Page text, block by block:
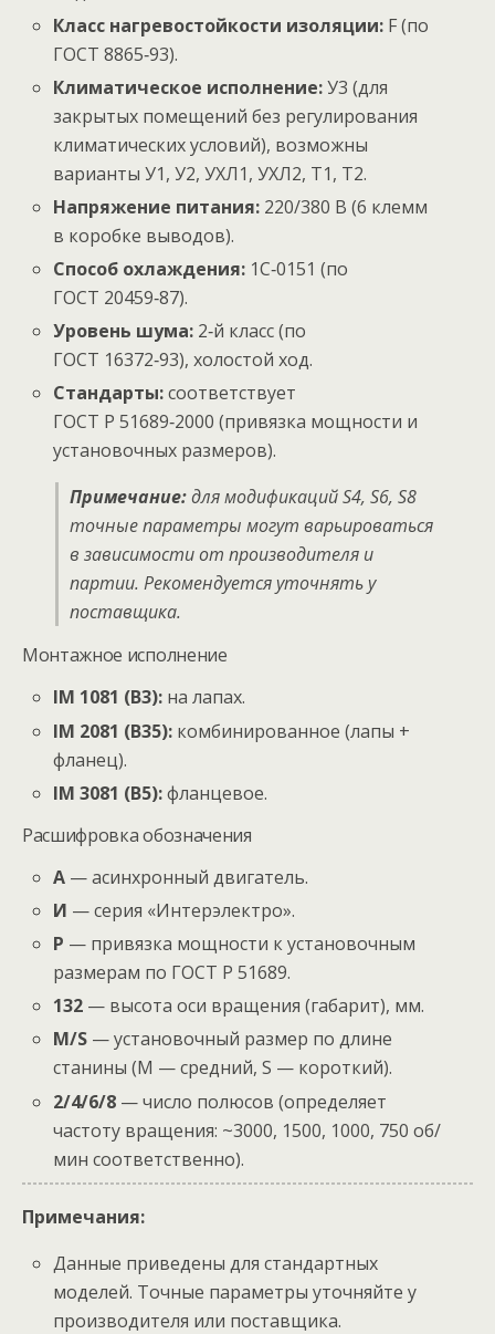
Класс нагревостойкости изоляции: F (по
ГОСТ 8865‑93).
Климатическое исполнение:У3 (для
закрытых помещений без регулирования
климатических условий), возможны
варианты У1, У2, УХЛ1, УХЛ2, Т1, Т2.
Напряжение питания: 220/380 В (6 клемм
в коробке выводов).
Способ охлаждения: 1С‑0151 (по
ГОСТ 20459‑87).
Уровень шума: 2‑й класс (по
ГОСТ 16372‑93), холостой ход.
Стандарты:соответствует
ГОСТ Р 51689‑2000 (привязка мощности и
установочных размеров).
Примечание:для модификаций S4, S6, S8
точные параметры могут варьироваться
в зависимости от производителя и
партии. Рекомендуется уточнять у
поставщика.
Монтажное исполнение
IM 1081 (B3): на лапах.
IM 2081 (B35): комбинированное (лапы +
фланец).
IM 3081 (B5):фланцевое.
Расшифровка обозначения
А — асинхронный двигатель.
И — серия «Интерэлектро».
Р — привязка мощности к установочным
размерам по ГОСТ Р 51689.
132 — высота оси вращения (габарит), мм.
M/S — установочный размер по длине
станины (M — средний, S — короткий).
2/4/6/8 — число полюсов (определяет
частоту вращения: ~3000, 1500, 1000, 750 об/
мин соответственно).
Примечания:
Данные приведены для стандартных
моделей. Точные параметры уточняйте у
производителя или поставщика.